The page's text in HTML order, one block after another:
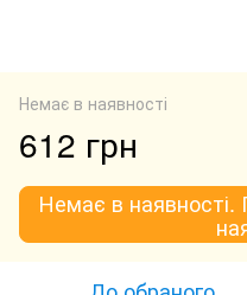
Немає в наявності
612 грн
Немає в наявності.